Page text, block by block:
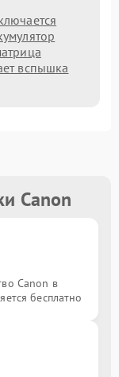
вспышка
Canon
Canon в
бесплатно